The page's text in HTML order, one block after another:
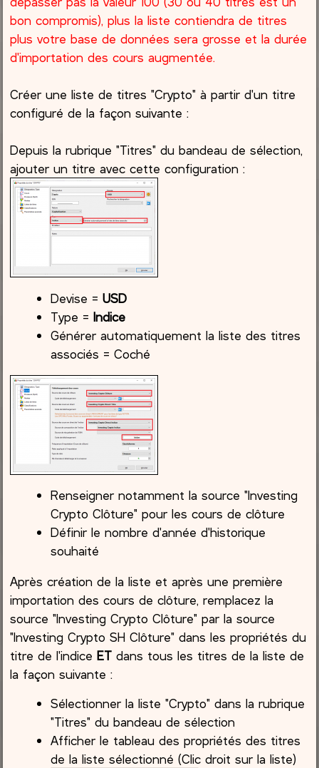
bon compromis), plus la liste contiendra de titres
plus votre base de données sera grosse et la durée
d'importation des cours augmentée.
Créer une liste de titres "Crypto" à partir d'un titre
configuré de la façon suivante :
Depuis la rubrique "Titres" du bandeau de sélection,
ajouter un titre avec cette configuration :
Devise =USD
Type =Indice
Générer automatiquement la liste des titres
associés = Coché
Renseigner notamment la source "Investing
Crypto Clôture" pour les cours de clôture
Définir le nombre d'année d'historique
souhaité
Après création de la liste et après une première
importation des cours de clôture, remplacez la
source "Investing Crypto Clôture" par la source
"Investing Crypto SH Clôture" dans les propriétés du
titre de l'indiceET dans tous les titres de la liste de
la façon suivante :
Sélectionner la liste "Crypto" dans la rubrique
"Titres" du bandeau de sélection
Afficher le tableau des propriétés des titres
de la liste sélectionné (Clic droit sur la liste)